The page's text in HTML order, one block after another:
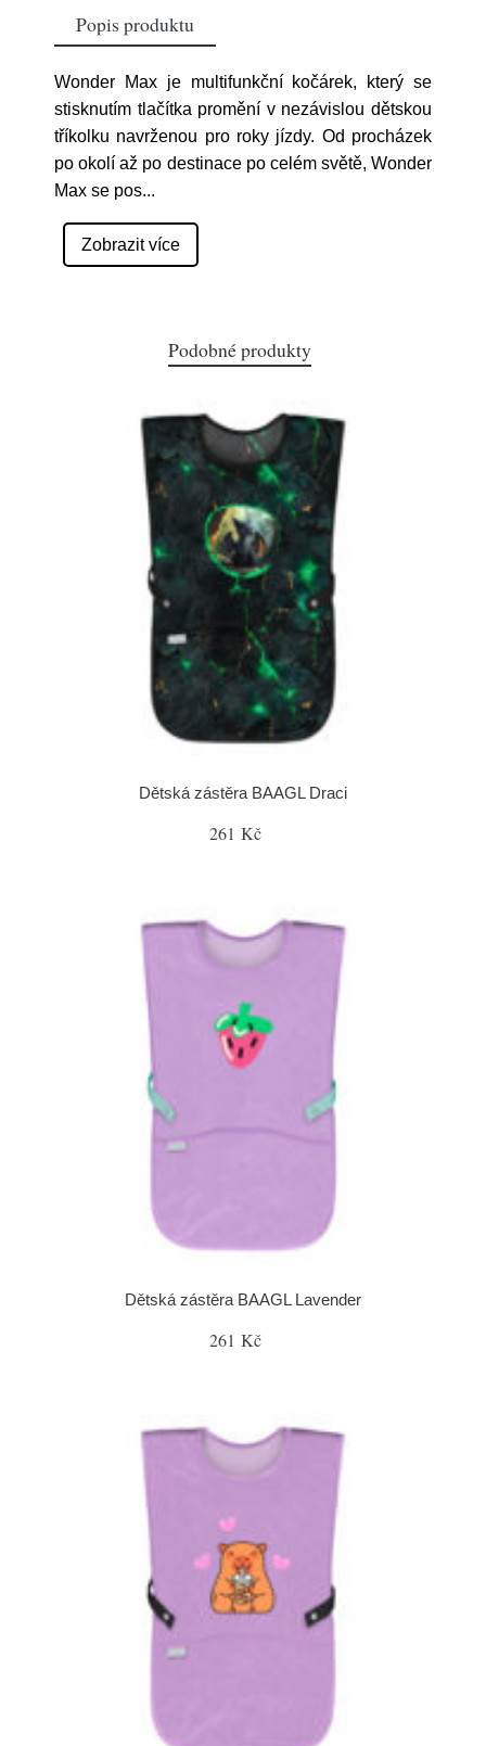
Popis produktu
Wonder Max je multifunkční kočárek, který se
stisknutím tlačítka promění v nezávislou dětskou
tříkolku navrženou pro roky jízdy. Od procházek
po okolí až po destinace po celém světě, Wonder
Max se pos...
Zobrazit více
Podobné produkty
Dětská zástěra BAAGL Draci
261 Kč
Dětská zástěra BAAGL Lavender
261 Kč